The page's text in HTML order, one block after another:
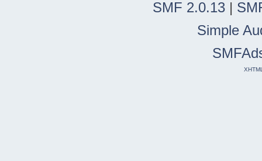
SMF 2.0.13 |
Simple